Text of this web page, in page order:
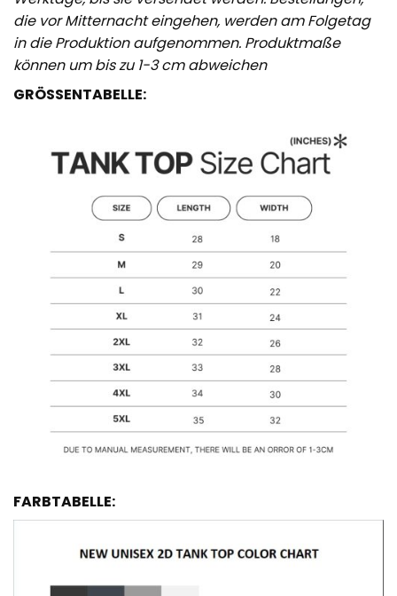
die vor Mitternacht eingehen, werden am Folgetag
in die Produktion aufgenommen. Produktmaße
können um bis zu 1-3 cm abweichen
GRÖSSENTABELLE:
FARBTABELLE: